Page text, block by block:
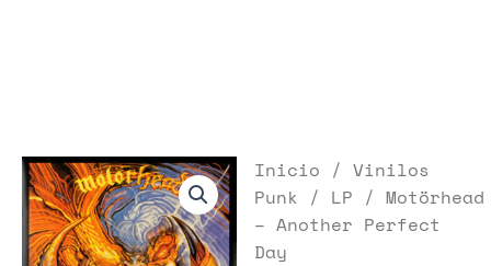
Inicio /Vinilos
Punk / LP / Motörhead
– Another Perfect
Day